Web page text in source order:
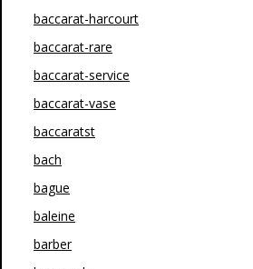
baccarat-harcourt
baccarat-rare
baccarat-service
baccarat-vase
baccaratst
bach
bague
baleine
barber